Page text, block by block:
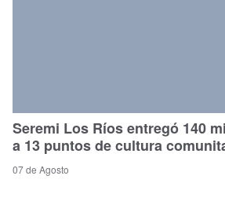
Seremi Los Ríos entregó 140
a 13 puntos de cultura
07 de Agosto